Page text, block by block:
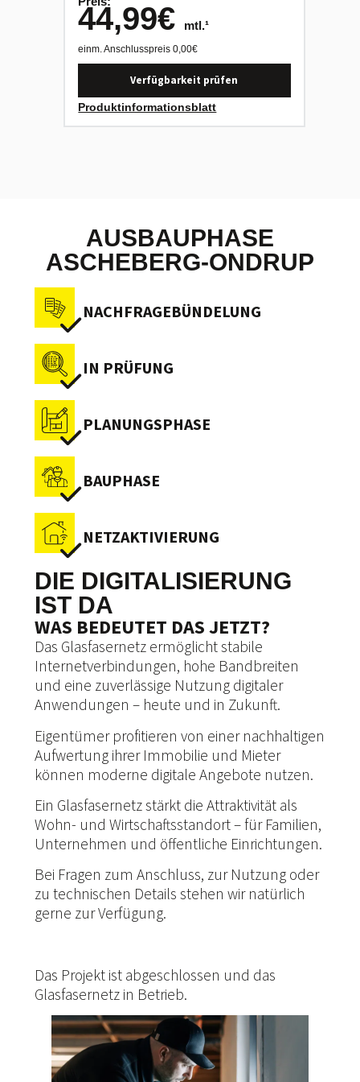
einm. Anschlusspreis0,00€
44,99€ mtl.¹
Verfügbarkeit prüfen
Produktinformationsblatt
AUSBAUPHASE
ASCHEBERG-ONDRUP
NACHFRAGEBÜNDELUNG
IN PRÜFUNG
PLANUNGSPHASE
BAUPHASE
NETZAKTIVIERUNG
DIE DIGITALISIERUNG
IST DA
WAS BEDEUTET DAS JETZT?
Das Glasfasernetz ermöglicht stabile
Internetverbindungen, hohe Bandbreiten
und eine zuverlässige Nutzung digitaler
Anwendungen – heute und in Zukunft.
Eigentümer profitieren von einer nachhaltigen
Aufwertung ihrer Immobilie und Mieter
können moderne digitale Angebote nutzen.
Ein Glasfasernetz stärkt die Attraktivität als
Wohn- und Wirtschaftsstandort – für Familien,
Unternehmen und öffentliche Einrichtungen.
Bei Fragen zum Anschluss, zur Nutzung oder
zu technischen Details stehen wir natürlich
gerne zur Verfügung.
Das Projekt ist abgeschlossen und das
Glasfasernetz in Betrieb.